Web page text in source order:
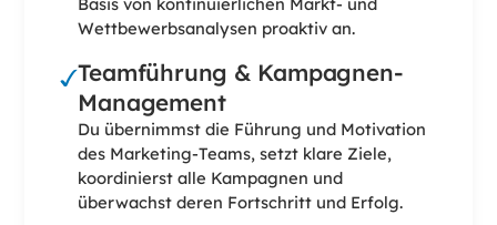
Wettbewerbsanalysen proaktiv an.
Teamführung & Kampagnen-
Management
Du übernimmst die Führung und Motivation
des Marketing-Teams, setzt klare Ziele,
koordinierst alle Kampagnen und
überwachst deren Fortschritt und Erfolg.